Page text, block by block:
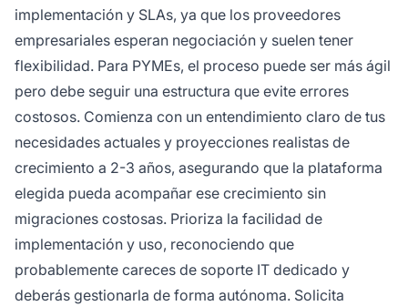
implementación y SLAs, ya que los proveedores
empresariales esperan negociación y suelen tener
flexibilidad. Para PYMEs, el proceso puede ser más ágil
pero debe seguir una estructura que evite errores
costosos. Comienza con un entendimiento claro de tus
necesidades actuales y proyecciones realistas de
crecimiento a 2-3 años, asegurando que la plataforma
elegida pueda acompañar ese crecimiento sin
migraciones costosas. Prioriza la facilidad de
implementación y uso, reconociendo que
probablemente careces de soporte IT dedicado y
deberás gestionarla de forma autónoma. Solicita